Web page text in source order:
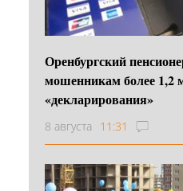
Оренбургский
мошенникам более 1,2
«декларирования»
8 августа 11:31